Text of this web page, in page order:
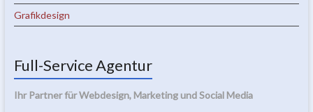
Grafikdesign
Full-Service Agentur
Ihr Partner für Webdesign, Marketing und Social Media